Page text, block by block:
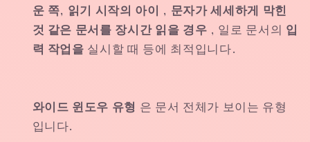
운 쪽, 읽기 시작의 아이 , 문자가 세세하게 막힌
것 같은 문서를 장시간 읽을 경우 , 일로 문서의 입
력 작업을 실시할 때 등에 최적입니다.
와이드 윈도우 유형 은 문서 전체가 보이는 유형
입니다.